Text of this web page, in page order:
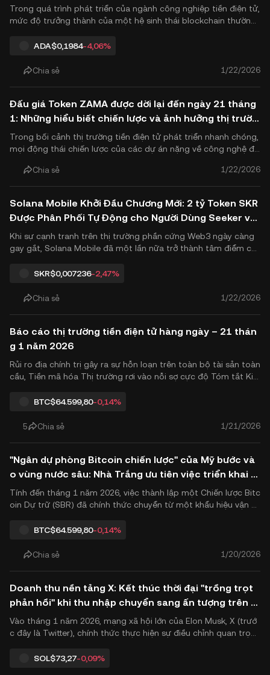
Trong quá trình phát triển của ngành công nghiệp tiền điện tử,
mức độ trưởng thành của một hệ sinh thái blockchain thường
rị của nó. Gần đây, Cardano Nền tảng đã công bố hoàn thành t
ADA$0,1984-4,06%
Chia sẻ 1/22/2026
Đấu giá Token ZAMA được dời lại đến ngày 21 tháng
1: Những hiểu biết chiến lược và ảnh hưởng thị trườn
g cho người tiên phong FHE
Trong bối cảnh thị trường tiền điện tử phát triển nhanh chóng,
mọi động thái chiến lược của các dự án nặng về công nghệ đề
ãnh đạo trong lĩnh vực Mã hóa Đồng hình Toàn phần (Fully Ho
momorphic Encryption - FHE), gần đây đã công bố rằng công .
Chia sẻ 1/22/2026
Solana Mobile Khởi Đầu Chương Mới: 2 tỷ Token SKR
Được Phân Phối Tự Động cho Người Dùng Seeker và
o Ngày 21 Tháng 1
Khi sự cạnh tranh trên thị trường phần cứng Web3 ngày càng
gay gắt, Solana Mobile đã một lần nữa trở thành tâm điểm củ
26, Solana Mobile chính thức công bố việc phân phối token sin
SKR$0,007236-2,47%
Chia sẻ 1/22/2026
Báo cáo thị trường tiền điện tử hàng ngày – 21 thán
g 1 năm 2026
Rủi ro địa chính trị gây ra sự hỗn loạn trên toàn bộ tài sản toàn
cầu, Tiền mã hóa Thị trường rơi vào nỗi sợ cực độ Tóm tắt Kin
tăng, với Đan Mạch dự định bán trái phiếu kho bạc Mỹ, trong k
BTC$64.599,80-0,14%
5 Chia sẻ 1/21/2026
"Ngân dự phòng Bitcoin chiến lược" của Mỹ bước và
o vùng nước sâu: Nhà Trắng ưu tiên việc triển khai v
à tích hợp bảng cân đối kế toán
Tính đến tháng 1 năm 2026, việc thành lập một Chiến lược Bitc
oin Dự trữ (SBR) đã chính thức chuyển từ một khẩu hiệu vận đ
Mỹ. Sau khi ký sắc lệnh hành pháp 14233, chính phủ liên bang đ
BTC$64.599,80-0,14%
Chia sẻ 1/20/2026
Doanh thu nền tảng X: Kết thúc thời đại "trồng trọt
phản hồi" khi thu nhập chuyển sang ấn tượng trên d
òng thời gian chính
Vào tháng 1 năm 2026, mạng xã hội lớn của Elon Musk, X (trướ
c đây là Twitter), chính thức thực hiện sự điều chỉnh quan trọn
ừ khi ra đời. Được xác nhận bởi Giám đốc Sản phẩm của X và S
SOL$73,27-0,09%